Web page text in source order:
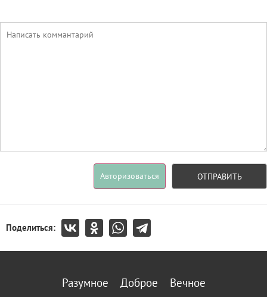
Авторизоваться ОТПРАВИТЬ
Поделиться:
Разумное Доброе Вечное